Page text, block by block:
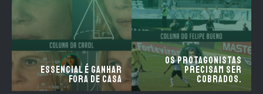
Essencial é ganhar
fora de casa
Os Protagonistas
precisam ser
cobrados.